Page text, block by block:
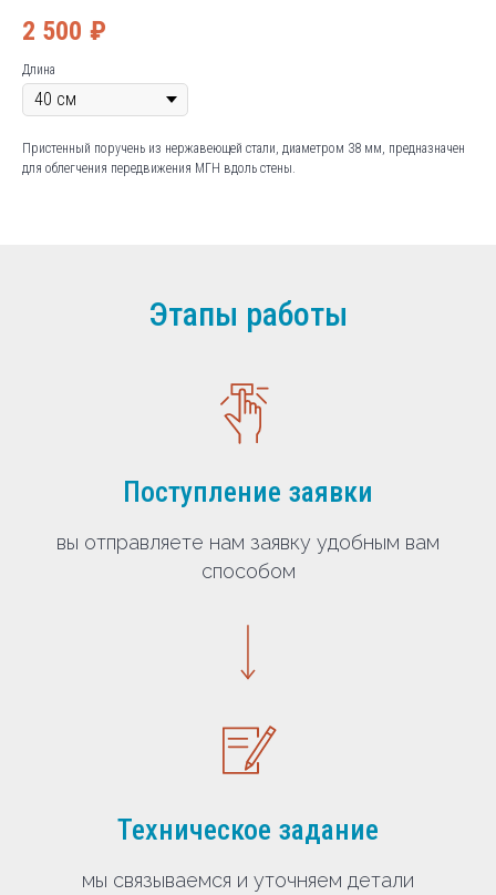
2 500 ₽
Длина
Пристенный поручень из нержавеющей стали, диаметром 38 мм, предназначен
для облегчения передвижения МГН вдоль стены.
Этапы работы
Поступление заявки
вы отправляете нам заявку удобным вам
способом
Техническое задание
мы связываемся и уточняем детали